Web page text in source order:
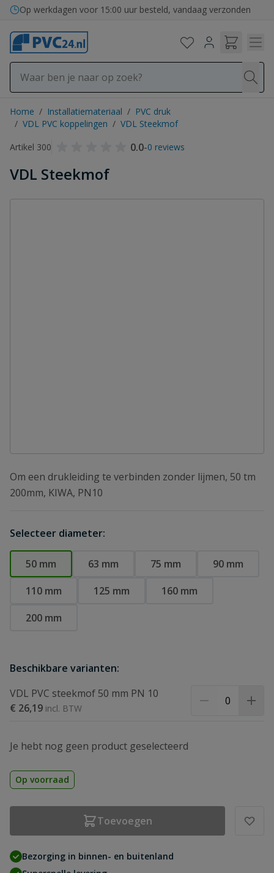
Ga naar de inhoud
Op werkdagen voor 15:00 uur besteld, vandaag verzonden
Home / Installatiemateriaal / PVC druk
/ VDL PVC koppelingen / VDL Steekmof
Artikel 300
0.0-0 reviews
VDL Steekmof
Om een drukleiding te verbinden zonder lijmen, 50 tm
200mm, KIWA, PN10
Selecteer diameter:
50 mm 63 mm 75 mm
90 mm
110 mm
125 mm
160 mm
200 mm
Beschikbare varianten:
VDL PVC steekmof 50 mm PN 10
€ 26,19
Je hebt nog geen product geselecteerd
Op voorraad
Toevoegen
Bezorging in binnen- en buitenland